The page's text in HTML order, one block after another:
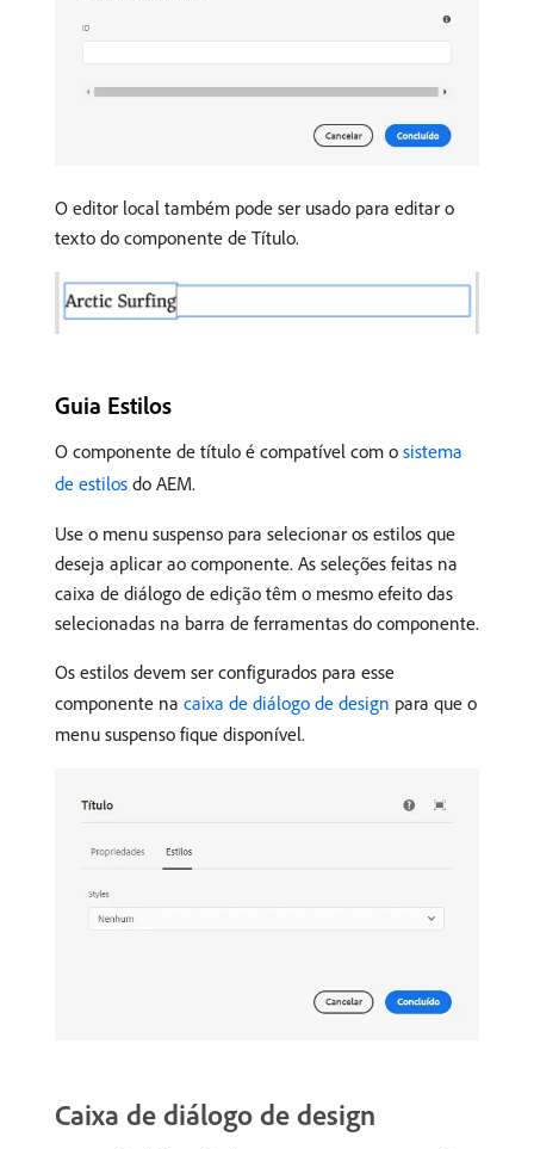
O editor local também pode ser usado para editar o
texto do componente de Título.
Guia Estilos
O componente de título é compatível com o sistema
de estilos do AEM.
Use o menu suspenso para selecionar os estilos que
deseja aplicar ao componente. As seleções feitas na
caixa de diálogo de edição têm o mesmo efeito das
selecionadas na barra de ferramentas do componente.
Os estilos devem ser configurados para esse
componente na caixa de diálogo de design para que o
menu suspenso fique disponível.
Caixa de diálogo de design